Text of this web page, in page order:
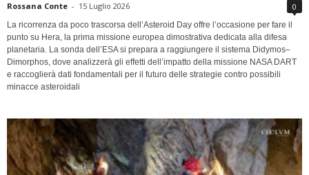
Rossana Conte - 15 Luglio 2026 0
La ricorrenza da poco trascorsa dell’Asteroid Day offre l’occasione per fare il
punto su Hera, la prima missione europea dimostrativa dedicata alla difesa
planetaria. La sonda dell’ESA si prepara a raggiungere il sistema Didymos–
Dimorphos, dove analizzerà gli effetti dell’impatto della missione NASA DART
e raccoglierà dati fondamentali per il futuro delle strategie contro possibili
minacce asteroidali